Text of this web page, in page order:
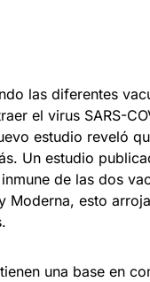
las diferentes
el virus SARS-
estudio reveló
Un estudio
de las dos
Moderna, esto
una base en